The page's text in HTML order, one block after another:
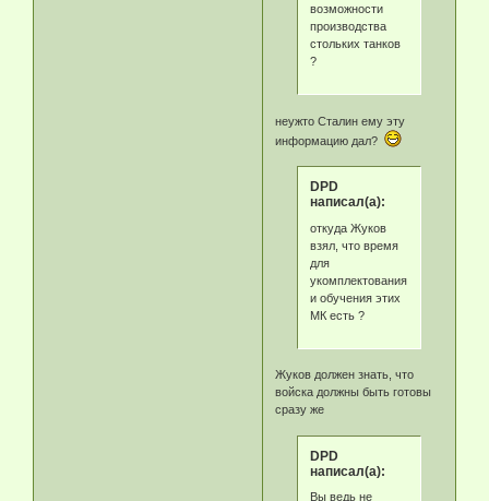
возможности
производства
стольких танков
?
неужто Сталин ему эту
информацию дал?
DPD
написал(а):
откуда Жуков
взял, что время
для
укомплектования
и обучения этих
МК есть ?
Жуков должен знать, что
войска должны быть готовы
сразу же
DPD
написал(а):
Вы ведь не